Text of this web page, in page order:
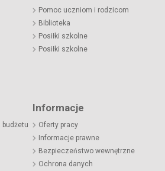
Pomoc uczniom i rodzicom
Biblioteka
Posiłki szkolne
Posiłki szkolne
budżetu
Informacje
Oferty pracy
Informacje prawne
Bezpieczeństwo wewnętrzne
Ochrona danych